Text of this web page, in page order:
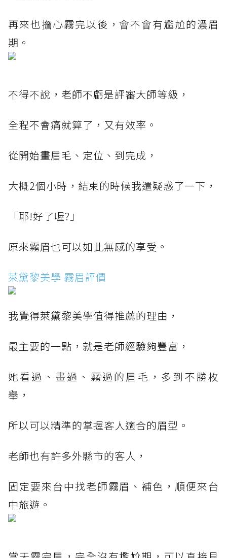
再來也擔心霧完以後，會不會有尷尬的濃眉
期。
不得不說，老師不虧是評審大師等級，
全程不會痛就算了，又有效率。
從開始畫眉毛、定位、到完成，
大概2個小時，結束的時候我還疑惑了一下，
「耶!好了喔?」
原來霧眉也可以如此無感的享受。
萊黛黎美學 霧眉評價
我覺得萊黛黎美學值得推薦的理由，
最主要的一點，就是老師經驗夠豐富，
她看過、畫過、霧過的眉毛，多到不勝枚
舉，
所以可以精準的掌握客人適合的眉型。
老師也有許多外縣市的客人，
固定要來台中找老師霧眉、補色，順便來台
中旅遊。